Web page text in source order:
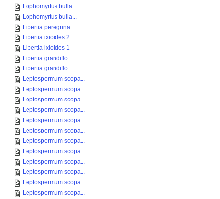
Lophomyrtus bulla...
Lophomyrtus bulla...
Libertia peregrina...
Libertia ixioides 2
Libertia ixioides 1
Libertia grandiflo...
Libertia grandiflo...
Leptospermum scopa...
Leptospermum scopa...
Leptospermum scopa...
Leptospermum scopa...
Leptospermum scopa...
Leptospermum scopa...
Leptospermum scopa...
Leptospermum scopa...
Leptospermum scopa...
Leptospermum scopa...
Leptospermum scopa...
Leptospermum scopa...